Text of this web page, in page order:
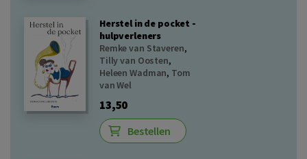
Herstel in de pocket -
hulpverleners
Remke van Staveren,
Tilly van Oosten,
Heleen Wadman, Tom
van Wel
13,50
Bestellen